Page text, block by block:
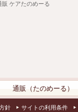
販 ケアたのめーる
通販（たのめーる）
針 サイトの利用条件